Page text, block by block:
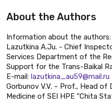
About the Authors
Information about the authors:
Lazutkina A.Ju. - Chief
Services Department of the
Support for the Trans-Baikal
E-mail: lazutkina_au59@mail.ru
Gorbunov V.V. – Prof., Head
Medicine of SEI HPE “Chita